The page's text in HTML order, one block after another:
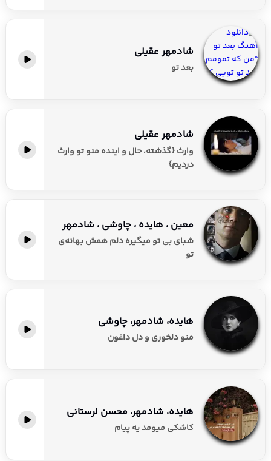
شادمهر عقیلی
بعد تو
شادمهر عقیلی
وارث {گذشته، حال و اینده منو تو وارث
دردیم}
معین ، هایده ، چاوشی ، شادمهر
شبای بی تو میگیره دلم همش بهانه‌ی
تو
هایده، شادمهر، چاوشی
منو دلخوری و دل داغون
هایده، شادمهر، محسن لرستانی
کاشکی میومد یه پیام